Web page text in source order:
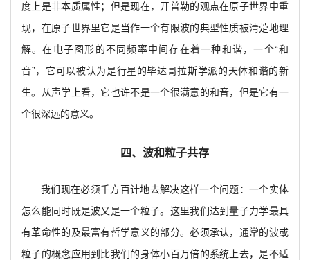
度上是非本质属性；但是现在，开普勒的观点在原子世界中重
现，在原子世界里它是当作一个有限波的典型性质被清萣地理
解。在电子图形的不同频率中间存在着一种和谐，一个“和
音”，它可以被认为是行星的毕达哥拉斯学派的天体和谐的新
生。从声学上看，它也许不是一个很满意的和音，但是它有一
个很深远的意义。
四、波和粒子共存
我们现在必须千方百计地去解决这样一个问题：一个实体
怎么能同时既是波又是一个粒子。这里我们达到量子力学最具
有革命性的及最富有哲学意义的部分。必须承认，通常的波或
粒子的概念应用到比我们的身体小百万倍的系统上去，是不适